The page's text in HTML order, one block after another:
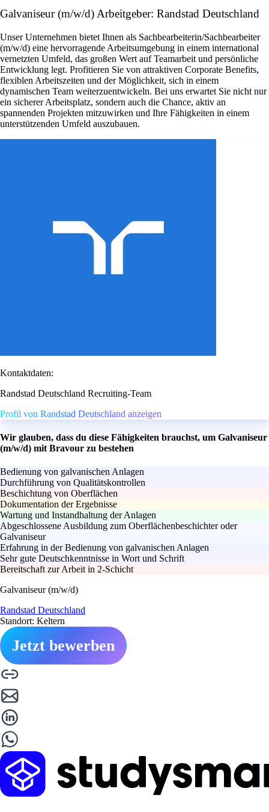
Galvaniseur (m/w/d) Arbeitgeber: Randstad Deutschland
Unser Unternehmen bietet Ihnen als Sachbearbeiterin/Sachbearbeiter
(m/w/d) eine hervorragende Arbeitsumgebung in einem international
vernetzten Umfeld, das großen Wert auf Teamarbeit und persönliche
Entwicklung legt. Profitieren Sie von attraktiven Corporate Benefits,
flexiblen Arbeitszeiten und der Möglichkeit, sich in einem
dynamischen Team weiterzuentwickeln. Bei uns erwartet Sie nicht nur
ein sicherer Arbeitsplatz, sondern auch die Chance, aktiv an
spannenden Projekten mitzuwirken und Ihre Fähigkeiten in einem
unterstützenden Umfeld auszubauen.
Kontaktdaten:
Randstad Deutschland Recruiting-Team
Profil von Randstad Deutschland anzeigen
Wir glauben, dass du diese Fähigkeiten brauchst, um Galvaniseur
(m/w/d) mit Bravour zu bestehen
Bedienung von galvanischen Anlagen
Durchführung von Qualitätskontrollen
Beschichtung von Oberflächen
Dokumentation der Ergebnisse
Wartung und Instandhaltung der Anlagen
Abgeschlossene Ausbildung zum Oberflächenbeschichter oder
Galvaniseur
Erfahrung in der Bedienung von galvanischen Anlagen
Sehr gute Deutschkenntnisse in Wort und Schrift
Bereitschaft zur Arbeit in 2-Schicht
Galvaniseur (m/w/d)
Randstad Deutschland
Standort: Keltern
Jetzt bewerben